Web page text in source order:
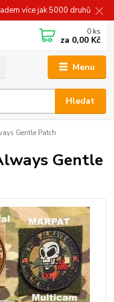
více jak 5000 druhů
Menu
Hledat
0 ks
za 0,00 Kč
Gentle Patch
Gentle